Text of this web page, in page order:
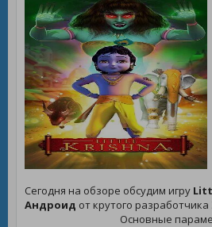
Сегодня на обзоре обсудим игру
Андроид от крутого разработчика
Основные